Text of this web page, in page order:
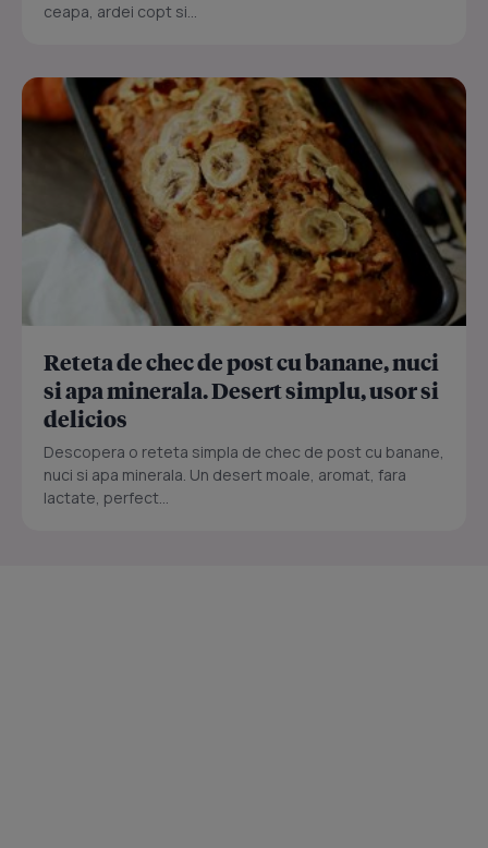
ceapa, ardei copt si...
Reteta de chec de post cu banane, nuci
si apa minerala. Desert simplu, usor si
delicios
Descopera o reteta simpla de chec de post cu banane,
nuci si apa minerala. Un desert moale, aromat, fara
lactate, perfect...